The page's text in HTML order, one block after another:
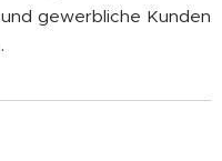
gewerbliche Kunden